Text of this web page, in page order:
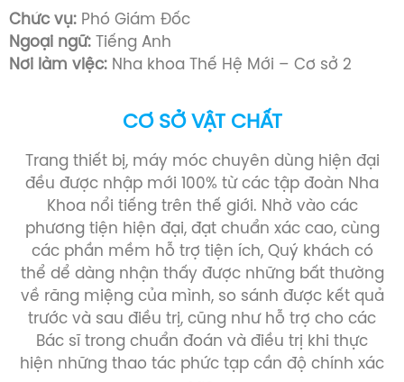
Ngoại ngữ:Tiếng Anh
Nơi làm việc:Nha khoa Thế Hệ Mới – Cơ sở 2
CƠ SỞ VẬT CHẤT
đều được nhập mới 100% từ các tập đoàn Nha
Khoa nổi tiếng trên thế giới. Nhờ vào các
phương tiện hiện đại, đạt chuẩn xác cao, cùng
các phần mềm hỗ trợ tiện ích, Quý khách có
thể dể dàng nhận thấy được những bất thường
về răng miệng của mình, so sánh được kết quả
trước và sau điều trị, cũng như hỗ trợ cho các
Bác sĩ trong chuẩn đoán và điều trị khi thực
hiện những thao tác phức tạp cần độ chính xác
cao.